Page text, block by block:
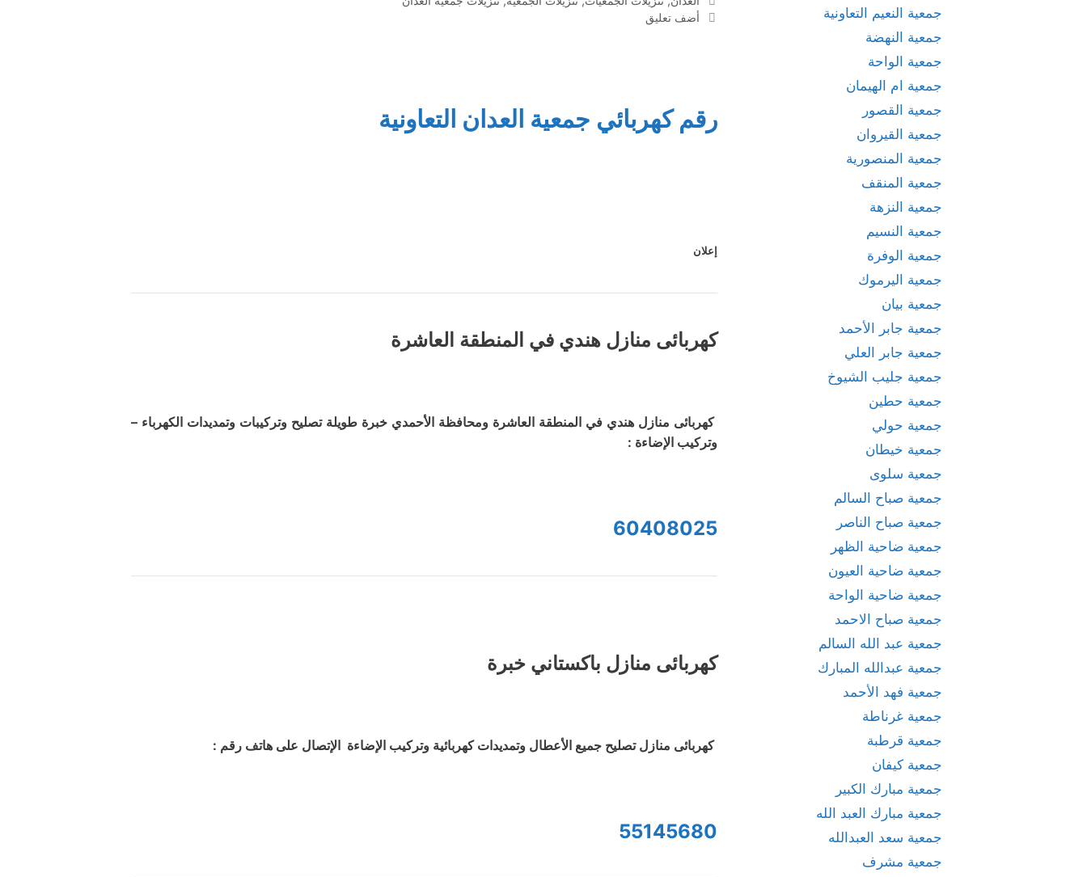
أضف تعليق
رقم كهربائي جمعية العدان التعاونية
إعلان
كهربائى منازل هندي في المنطقة العاشرة
كهربائى منازل هندي في المنطقة العاشرة ومحافظة الأحمدي خبرة طويلة تصليح وتركيبات وتمديدات الكهرباء –
وتركيب الإضاءة :
60408025
كهربائى منازل باكستاني خبرة
كهربائى منازل تصليح جميع الأعطال وتمديدات كهربائية وتركيب الإضاءة الإتصال على هاتف رقم :
55145680
جمعية النعيم التعاونية
جمعية النهضة
جمعية الواحة
جمعية ام الهيمان
جمعية القصور
جمعية القيروان
جمعية المنصورية
جمعية المنقف
جمعية النزهة
جمعية النسيم
جمعية الوفرة
جمعية اليرموك
جمعية بيان
جمعية جابر الأحمد
جمعية جابر العلي
جمعية جليب الشيوخ
جمعية حطين
جمعية حولي
جمعية خيطان
جمعية سلوى
جمعية صباح السالم
جمعية صباح الناصر
جمعية ضاحية الظهر
جمعية ضاحية العيون
جمعية ضاحية الواحة
جمعية صباح الاحمد
جمعية عبد الله السالم
جمعية عبدالله المبارك
جمعية فهد الأحمد
جمعية غرناطة
جمعية قرطبة
جمعية كيفان
جمعية مبارك الكبير
جمعية مبارك العبد الله
جمعية سعد العبدالله
جمعية مشرف